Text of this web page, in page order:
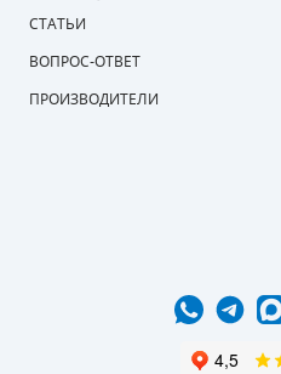
СТАТЬИ
ВОПРОС-ОТВЕТ
ПРОИЗВОДИТЕЛИ